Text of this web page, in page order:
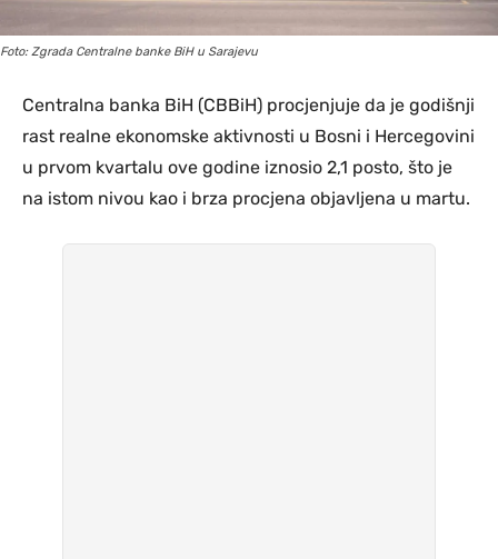
Foto: Zgrada Centralne banke BiH u Sarajevu
Centralna banka BiH (CBBiH) procjenjuje da je godišnji
rast realne ekonomske aktivnosti u Bosni i Hercegovini
u prvom kvartalu ove godine iznosio 2,1 posto, što je
na istom nivou kao i brza procjena objavljena u martu.